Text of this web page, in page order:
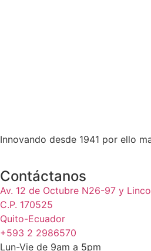
Innovando desde 1941 por ello
Contáctanos
Av. 12 de Octubre N26-97 y
C.P. 170525
Quito-Ecuador
+593 2 2986570
Lun-Vie de 9am a 5pm